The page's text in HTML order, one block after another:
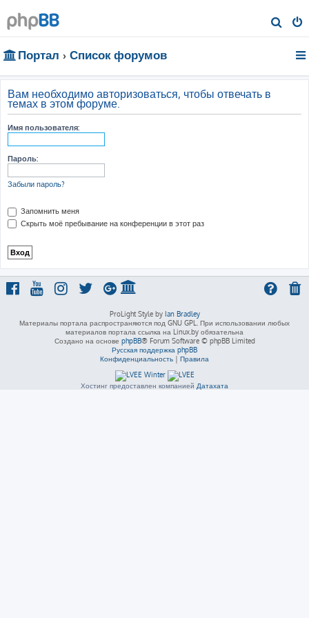
о
Портал Список форумов
Вам необходимо авторизоваться, чтобы отвечать в
темах в этом форуме.
Имя пользователя:
Пароль:
Забыли пароль?
Запомнить меня
Скрыть моё пребывание на конференции в этот раз
ProLight Style by Ian Bradley
Материалы портала распространяются под GNU GPL. При использовании любых
материалов портала ссылка на Linux.by обязательна
Создано на основе phpBB® Forum Software © phpBB Limited
Русская поддержка phpBB
Конфиденциальность | Правила
Хостинг предоставлен компанией Датахата